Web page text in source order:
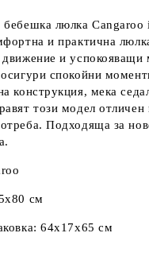
бебешка люлка
и практична
движение и успокояващи
спокойни
конструкция, мека
този модел отличен
Подходяща за
см
64x17x65 см